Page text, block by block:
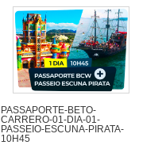
PASSAPORTE-BETO-
CARRERO-01-DIA-01-
PASSEIO-ESCUNA-PIRATA-
10H45